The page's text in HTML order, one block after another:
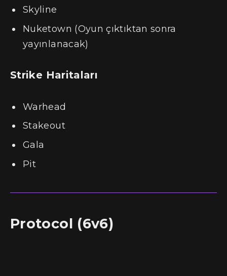
Skyline
Nuketown (Oyun çıktıktan sonra
yayınlanacak)
Strike Haritaları
Warhead
Stakeout
Gala
Pit
Protocol (6v6)